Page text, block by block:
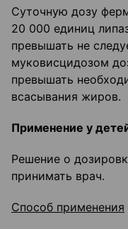
Суточную дозу
20 000 единиц
превышать не
муковисцидозом
превышать
всасывания жиров.
Применение у
Решение о
принимать врач.
Способ применения